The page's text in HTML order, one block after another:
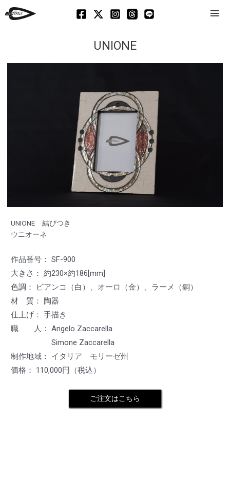
UNIONE
UNIONE 結びつき
ウニオーネ
作品番号： SF-900
大きさ： 約230×約186[mm]
色調： ビアンコ（白）、オーロ（金）、ラーメ（銅）
材 質： 陶器
仕上げ： 手描き
職 人： Angelo Zaccarella
Simone Zaccarella
制作地域： イタリア モリーゼ州
価格： 110,000円（税込）
ご注文はこちら